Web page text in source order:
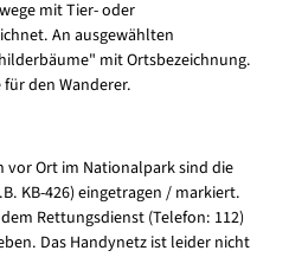
mit Tier- oder
An ausgewählten
mit Ortsbezeichnung.
den Wanderer.
vor Ort im Nationalpark sind die
KB-426) eingetragen / markiert.
Rettungsdienst (Telefon: 112)
Das Handynetz ist leider nicht